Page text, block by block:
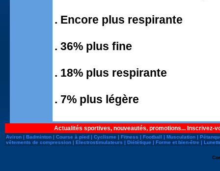
. Encore plus respirante
. 36% plus fine
. 18% plus respirante
. 7% plus légère
Actualités sportives, nouveautés, promotions... Inscrivez-
Aviron | Badminton | Course à pied | Cyclisme | Fitness | Football | Musculation |
vêtements de compression | Electrostimulateurs | Diététique | Forme et bien-être |